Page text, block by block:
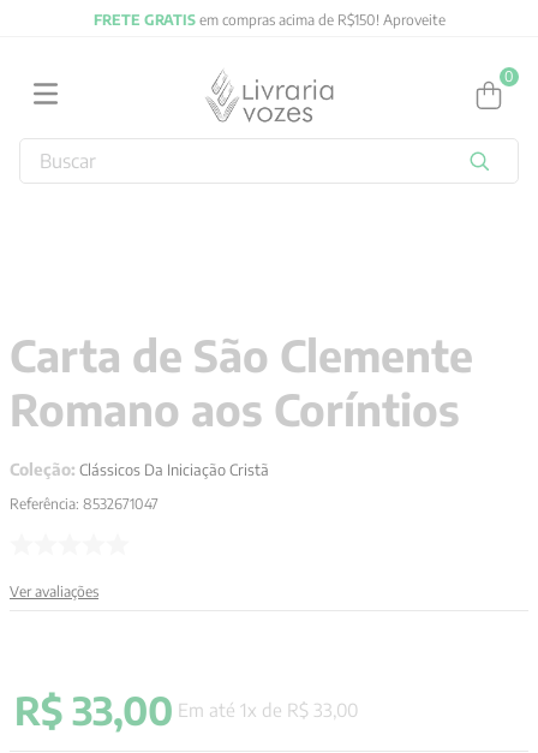
FRETE GRATISem compras acima de R$150! Aproveite
0
Buscar
Carta de São Clemente
Romano aos Coríntios
Coleção: Clássicos Da Iniciação Cristã
Referência: 8532671047
Ver avaliações
R$ 33,00 Em até 1x de R$ 33 00
4 º jung
5º pré venda
7